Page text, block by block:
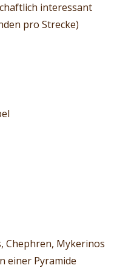
interessant
pro Strecke)
Chephren, Mykerinos
einer Pyramide